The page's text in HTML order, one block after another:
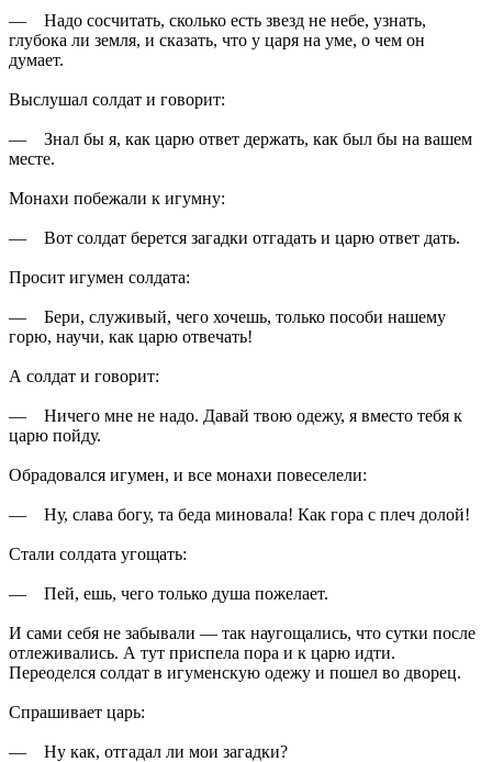
— Надо сосчитать, сколько есть звезд не небе, узнать,
глубока ли земля, и сказать, что у царя на уме, о чем он
думает.
Выслушал солдат и говорит:
— Знал бы я, как царю ответ держать, как был бы на вашем
месте.
Монахи побежали к игумну:
— Вот солдат берется загадки отгадать и царю ответ дать.
Просит игумен солдата:
— Бери, служивый, чего хочешь, только пособи нашему
горю, научи, как царю отвечать!
А солдат и говорит:
— Ничего мне не надо. Давай твою одежу, я вместо тебя к
царю пойду.
Обрадовался игумен, и все монахи повеселели:
— Ну, слава богу, та беда миновала! Как гора с плеч долой!
Стали солдата угощать:
— Пей, ешь, чего только душа пожелает.
И сами себя не забывали — так наугощались, что сутки после
отлеживались. А тут приспела пора и к царю идти.
Переоделся солдат в игуменскую одежу и пошел во дворец.
Спрашивает царь:
— Ну как, отгадал ли мои загадки?